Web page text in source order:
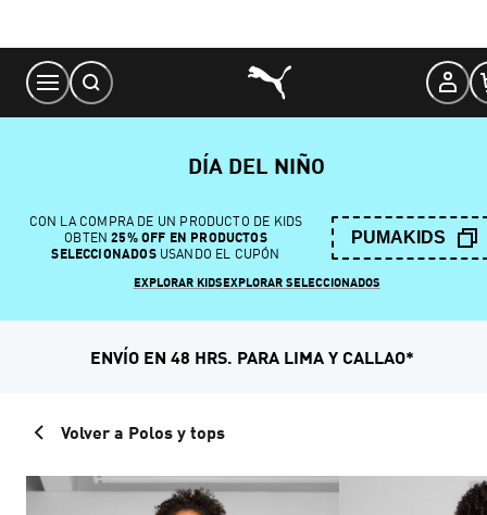
Content
DÍA DEL NIÑO
CON LA COMPRA DE UN PRODUCTO DE KIDS
OBTEN 25% OFF EN PRODUCTOS
SELECCIONADOSUSANDO EL CUPÓN
PUMAKIDS
EXPLORAR KIDSEXPLORAR SELECCIONADOS
ENVÍO EN 48 HRS. PARA LIMA Y CALLAO*
Volver a Polos y tops